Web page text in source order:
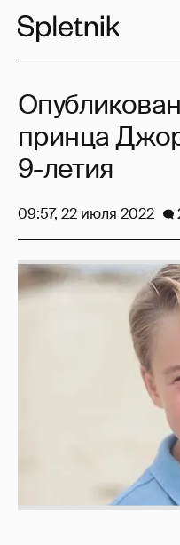
принца
9-летия
09:57, 22 июля 2022